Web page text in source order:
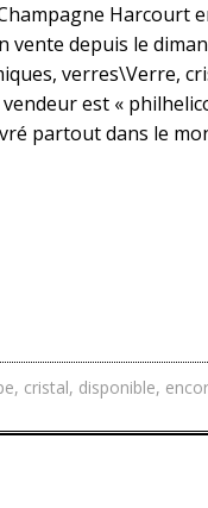
Harcourt
vente depuis le
verres\Verre,
est «
partout dans le
, cristal, disponible,